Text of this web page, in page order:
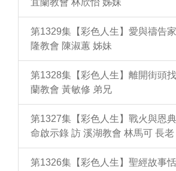
宜蘭教會 林欣怡 姊妹
第1329集【彩色人生】愛與禱告
隆教會 陳淑蕙 姊妹
第1328集【彩色人生】離開街頭
蘭教會 黃敏修 弟兄
第1327集【彩色人生】戰火與恩
命啟示錄 訪 溪湖教會 林馬可 長老
第1326集【彩色人生】聖經故事